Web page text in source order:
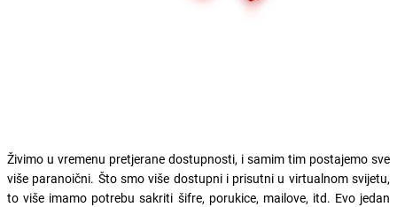
Živimo u vremenu pretjerane dostupnosti, i samim tim postajemo sve
više paranoični. Što smo više dostupni i prisutni u virtualnom svijetu,
to više imamo potrebu sakriti šifre, porukice, mailove, itd. Evo jedan